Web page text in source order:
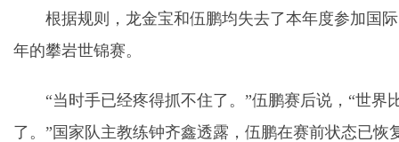
根据规则，龙金宝和伍鹏均失去了本年度参加国
年的攀岩世锦赛。
“当时手已经疼得抓不住了。”伍鹏赛后说，“世
了。”国家队主教练钟齐鑫透露，伍鹏在赛前状态已